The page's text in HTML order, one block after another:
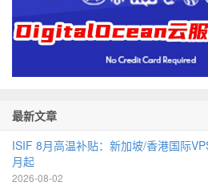
最新文章
ISIF 8月高温补贴：新加坡/香港国际
月起
2026-08-02